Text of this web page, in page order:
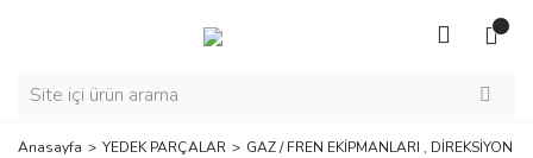
Anasayfa YEDEK PARÇALAR GAZ / FREN EKİPMANLARI , DİREKSİYON